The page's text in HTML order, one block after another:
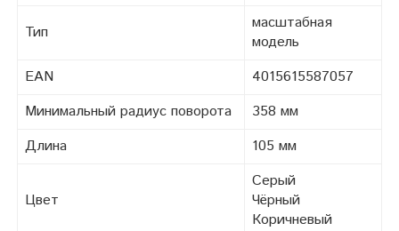
Тип
масштабная
модель
EAN
4015615587057
Минимальный радиус поворота
358 мм
Длина
105 мм
Цвет
Серый
Чёрный
Коричневый